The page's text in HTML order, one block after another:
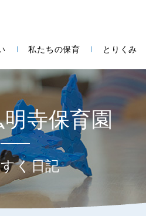
私たちの保育 とりくみ
寺保育園
く日記